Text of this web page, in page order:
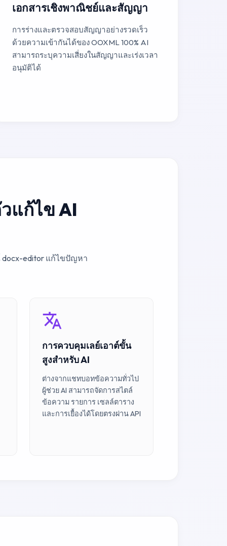
เอกสารเชิงพาณิชย์และสัญญา
การร่างและตรวจสอบสัญญาอย่างรวดเร็ว
ด้วยความเข้ากันได้ของ OOXML 100% AI
สามารถระบุความเสี่ยงในสัญญาและเร่งเวลา
อนุมัติได้
แก้ไข AI
docx-editor แก้ไขปัญหา
การควบคุมเลย์เอาต์ขั้น
สูงสำหรับ AI
ต่างจากแชทบอทข้อความทั่วไป
ผู้ช่วย AI สามารถจัดการสไตล์
ข้อความ รายการ เซลล์ตาราง
และการเยื้องได้โดยตรงผ่าน API